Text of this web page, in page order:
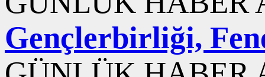
Gençlerbirliği,